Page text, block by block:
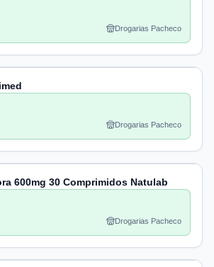
Drogarias Pacheco
Drogarias Pacheco
600mg 30 Comprimidos Natulab
Drogarias Pacheco